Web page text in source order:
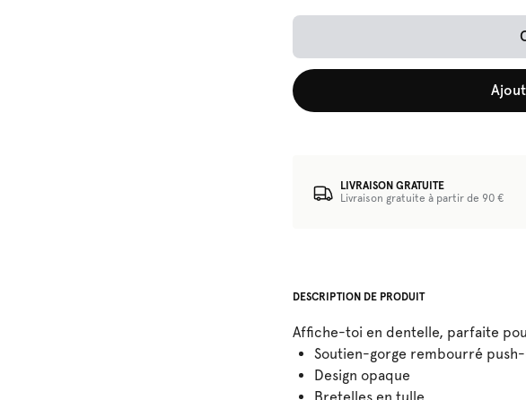
LIVRAISON GRATUITE
Livraison gratuite à partir de 90 €
DESCRIPTION DE PRODUIT
Affiche-toi en dentelle, parfaite
Soutien-gorge rembourré
Design opaque